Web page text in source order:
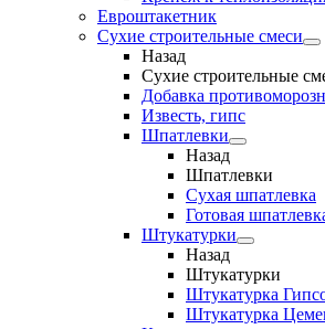
Евроштакетник
Сухие строительные смеси
Назад
Сухие строительные
Добавка
Известь, гипс
Шпатлевки
Назад
Шпатлевки
Сухая шпатлевка
Готовая
Штукатурки
Назад
Штукатурки
Штукатурка
Штукатурка